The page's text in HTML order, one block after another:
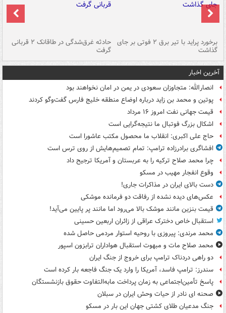
برخورد پراید با تیر برق ۲ فوتی بر جای
گذاشت
حادثه غرق‌شدگی در طاقانک ۲ قربانی
گرفت
آخرین اخبار
انصارالله: متجاوزان سعودی در یمن در امان نخواهند بود
پوتین و محمد بن زاید درباره اوضاع منطقه خلیج فارس گفت‌وگو کردند
قیمت جهانی نفت امروز ۱۶ مرداد
اشکال بزرگ فوتبال ما نتیجه‌گرایی است
حاج علی اکبری: انقلاب ما محصول مکتب عاشورا است
افشاگری برادرزاده ترامپ: تمام تصمیم‌هایش از روی ترس است
چرا محمد صلاح ترکیه را به عربستان و آمریکا ترجیح داد
وقوع انفجار مهیب در مسکو
دست بالای ایران در مذاکرات جاری!
عکس‌های دیده نشده از رفاقت دو فرمانده‌ موشکی
قیمت بنزین مانند موشک بالا می‌رود اما مانند پر پایین می‌آید!
استقبال خاص دخترک عراقی از زائران اربعین حسینی
محمد مرندی: پیروزی با روحیه استوار مردمی حاصل شده
محمد صلاح مات و مبهوت استقبال هواداران ترابزون اسپور
دو راهی دردناک ترامپ برای خروج از جنگ ایران
سندرز: ترامپ فاسد، آمریکا را وارد یک جنگ فاجعه بار کرده است
پاسخ تأمین‌اجتماعی به زمان پرداخت مابه‌التفاوت حقوق بازنشستگان
صحنه ای نادر از حیات وحش ایران در سبلان
جنگ مدعیان طلای کشتی جهان این بار در مسکو